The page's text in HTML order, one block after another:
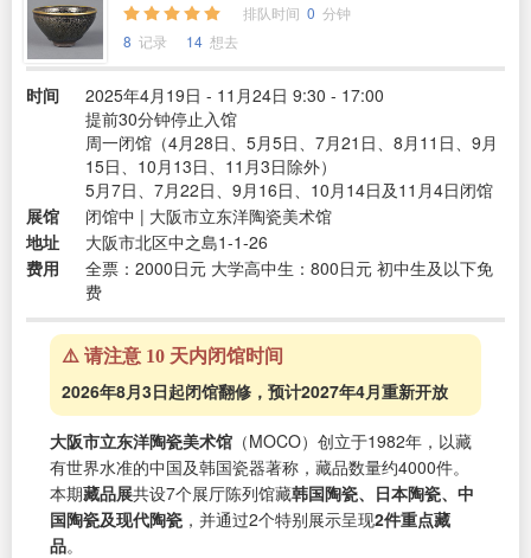
排队时间 0 分钟
8 记录 14 想去
时间
2025年4月19日 - 11月24日 9:30 - 17:00
提前30分钟停止入馆
周一闭馆（4月28日、5月5日、7月21日、8月11日、9月
15日、10月13日、11月3日除外）
5月7日、7月22日、9月16日、10月14日及11月4日闭馆
展馆
闭馆中 | 大阪市立东洋陶瓷美术馆
地址
大阪市北区中之島1-1-26
费用
全票：2000日元 大学高中生：800日元 初中生及以下免
费
⚠️ 请注意 10 天内闭馆时间
2026年8月3日起闭馆翻修，预计2027年4月重新开放
大阪市立东洋陶瓷美术馆 （MOCO）创立于1982年，以藏
有世界水准的中国及韩国瓷器著称，藏品数量约4000件。
本期藏品展共设7个展厅陈列馆藏韩国陶瓷、日本陶瓷、中
国陶瓷及现代陶瓷 ，并通过2个特别展示呈现2件重点藏
品。